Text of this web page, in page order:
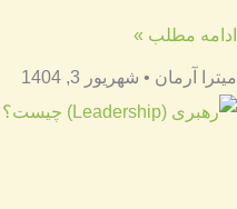
ادامه مطلب »
میترا آرمان شهریور 3, 1404